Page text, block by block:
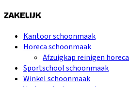
ZAKELIJK
Kantoor schoonmaak
Horeca schoonmaak
Afzuigkap reinigen horeca
Sportschool schoonmaak
Winkel schoonmaak